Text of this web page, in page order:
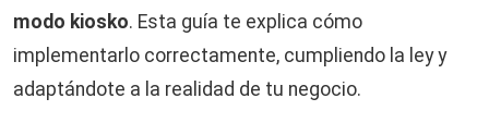
modo kiosko. Esta guía te explica cómo
implementarlo correctamente, cumpliendo la ley y
adaptándote a la realidad de tu negocio.